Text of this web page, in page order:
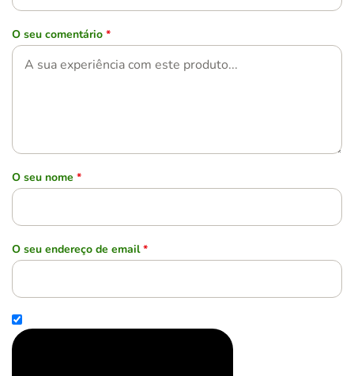
O seu comentário *
O seu nome *
O seu endereço de email *